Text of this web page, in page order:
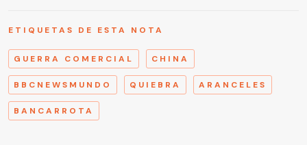
ETIQUETAS DE ESTA NOTA
GUERRA COMERCIAL CHINA
BBCNEWSMUNDO QUIEBRA ARANCELES
BANCARROTA